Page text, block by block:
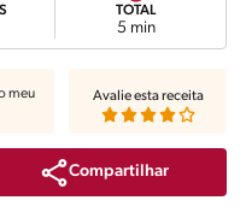
TOTAL
5 min
Compartilhar
meu
Avalie esta receita